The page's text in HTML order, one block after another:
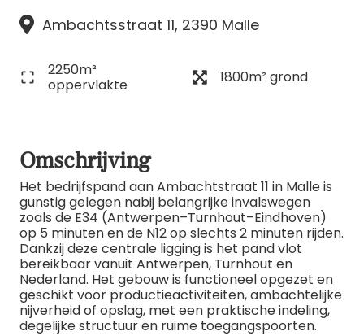
Ambachtsstraat 11, 2390 Malle
2250m²
oppervlakte
1800m² grond
Omschrijving
Het bedrijfspand aan Ambachtstraat 11 in Malle is
gunstig gelegen nabij belangrijke invalswegen
zoals de E34 (Antwerpen–Turnhout–Eindhoven)
op 5 minuten en de N12 op slechts 2 minuten rijden.
Dankzij deze centrale ligging is het pand vlot
bereikbaar vanuit Antwerpen, Turnhout en
Nederland. Het gebouw is functioneel opgezet en
geschikt voor productieactiviteiten, ambachtelijke
nijverheid of opslag, met een praktische indeling,
degelijke structuur en ruime toegangspoorten.